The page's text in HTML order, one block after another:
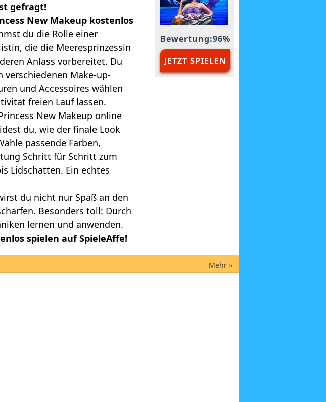
gefragt!
New Makeup kostenlos
du die Rolle einer
die die Meeresprinzessin
Anlass vorbereitet. Du
verschiedenen Make-up-
und Accessoires wählen
freien Lauf lassen.
New Makeup online
du, wie der finale Look
passende Farben,
Schritt für Schritt zum
Lidschatten. Ein echtes
du nicht nur Spaß an den
Besonders toll: Durch
lernen und anwenden.
spielen auf SpieleAffe!
Bewertung:96%
JETZT SPIELEN
Mehr »